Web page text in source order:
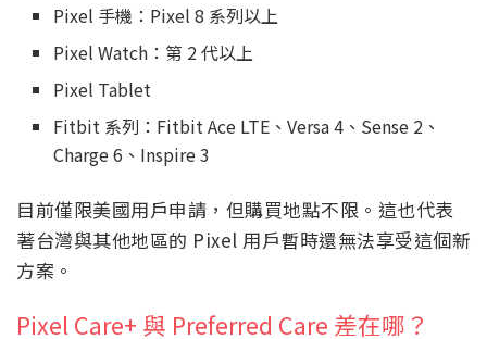
Pixel 手機：Pixel 8 系列以上
Pixel Watch：第 2 代以上
Pixel Tablet
Fitbit 系列：Fitbit Ace LTE、Versa 4、Sense 2、
Charge 6、Inspire 3
目前僅限美國用戶申請，但購買地點不限。這也代表
著台灣與其他地區的 Pixel 用戶暫時還無法享受這個新
方案。
Pixel Care+ 與 Preferred Care 差在哪？